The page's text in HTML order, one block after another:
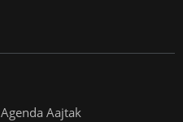
Agenda Aajtak